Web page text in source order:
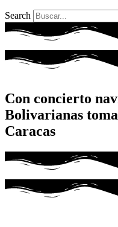
Search
Con concierto
Bolivarianas
Caracas